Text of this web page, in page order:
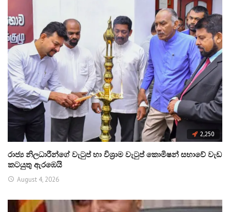
2,250
රාජ්‍ය නිලධාරීන්ගේ වැටුප් හා විශ්‍රාම වැටුප් කොමිෂන් සභාවේ වැඩ
කටයුතු ඇරඹෙයි
August 4, 2026